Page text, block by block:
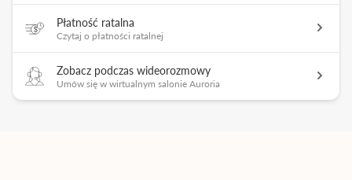
Płatność ratalna
Czytaj o płatności ratalnej
Zobacz podczas wideorozmowy
Umów się w wirtualnym salonie Auroria